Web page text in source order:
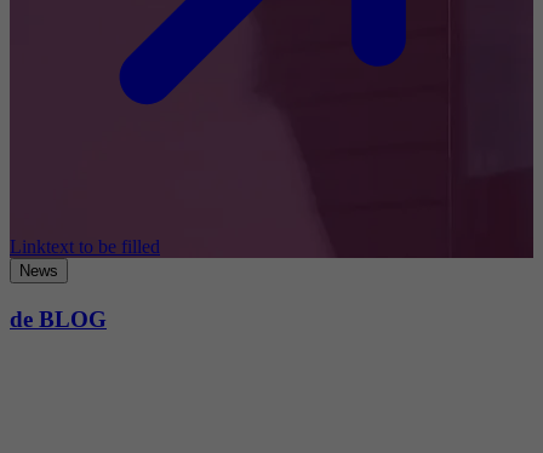
Linktext to be filled
News
de BLOG